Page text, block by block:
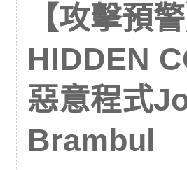
【攻擊預
HIDDEN
惡意程式
Brambul